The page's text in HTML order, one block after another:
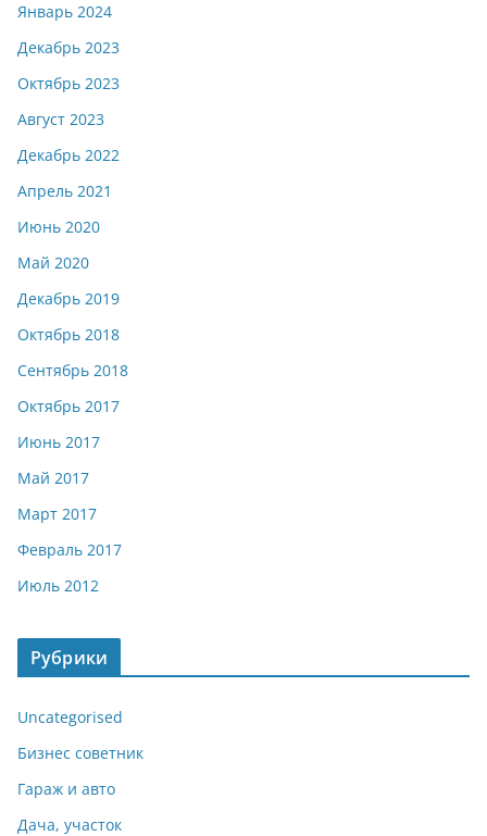
Январь 2024
Декабрь 2023
Октябрь 2023
Август 2023
Декабрь 2022
Апрель 2021
Июнь 2020
Май 2020
Декабрь 2019
Октябрь 2018
Сентябрь 2018
Октябрь 2017
Июнь 2017
Май 2017
Март 2017
Февраль 2017
Июль 2012
Рубрики
Uncategorised
Бизнес советник
Гараж и авто
Дача, участок